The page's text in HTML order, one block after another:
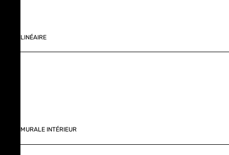
LINÉAIRE
MURALE INTÉRIEUR